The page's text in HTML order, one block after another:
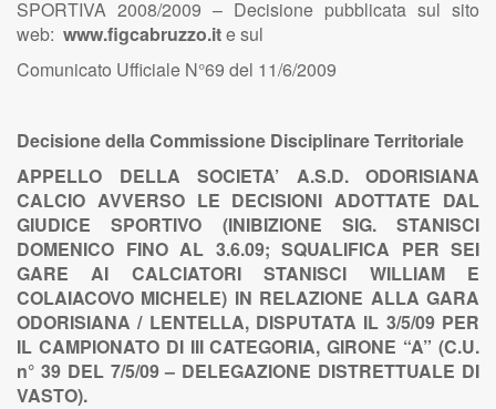
SPORTIVA 2008/2009 – Decisione pubblicata sul sito
web: www.figcabruzzo.ite sul
Comunicato Ufficiale N°69 del 11/6/2009
Decisione della Commissione Disciplinare Territoriale
APPELLO DELLA SOCIETA’ A.S.D. ODORISIANA
CALCIO AVVERSO LE DECISIONI ADOTTATE DAL
GIUDICE SPORTIVO (INIBIZIONE SIG. STANISCI
DOMENICO FINO AL 3.6.09; SQUALIFICA PER SEI
GARE AI CALCIATORI STANISCI WILLIAM E
COLAIACOVO MICHELE) IN RELAZIONE ALLA GARA
ODORISIANA / LENTELLA, DISPUTATA IL 3/5/09 PER
IL CAMPIONATO DI III CATEGORIA, GIRONE “A” (C.U.
n° 39 DEL 7/5/09 – DELEGAZIONE DISTRETTUALE DI
VASTO).